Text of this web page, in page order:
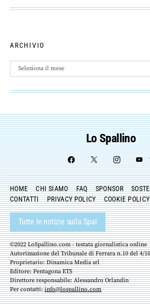
ARCHIVIO
Archivio
Lo Spallino
HOME CHI SIAMO FAQ SPONSOR
CONTATTI
PRIVACY POLICY COOKIE POLICY
Tutte le notizie sulla Spal
©2022 LoSpallino.com - testata giornalistica online
Autorizzazione del Tribunale di Ferrara n.10 del 4/
Proprietario: Dinamica Media srl
Editore: Pentagona ETS
Direttore responsabile: Alessandro Orlandin
Per contatti:info@lospallino.com